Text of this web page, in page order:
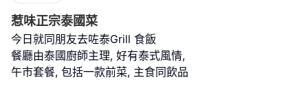
惹味正宗泰國菜
今日就同朋友去咗泰Grill 食飯
餐廳由泰國廚師主理, 好有泰式風情,
午市套餐, 包括一款前菜, 主食同飲品